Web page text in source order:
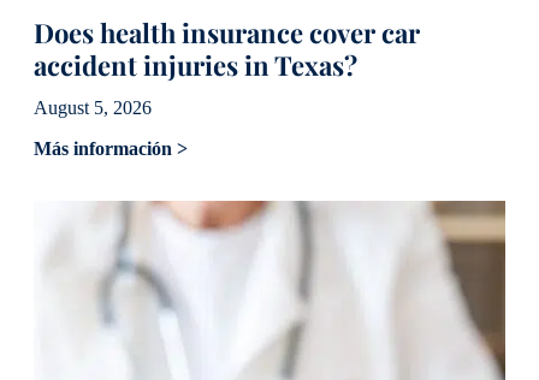
Does health insurance cover car
accident injuries in Texas?
August 5, 2026
Más información >